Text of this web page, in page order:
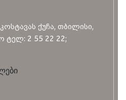
ქუჩა, თბილისი,
ტელ: 2 55 22 22;